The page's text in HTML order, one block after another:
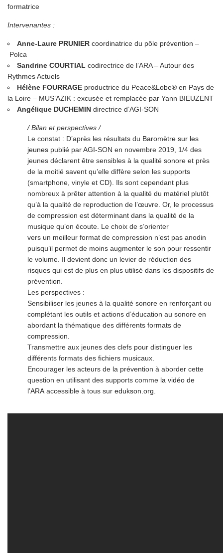
formatrice
Intervenantes :
Anne-Laure PRUNIER coordinatrice du pôle prévention –
Polca
Sandrine COURTIAL codirectrice de l’ARA – Autour des
Rythmes Actuels
Hélène FOURRAGE productrice du Peace&Lobe® en Pays de
la Loire – MUS’AZIK : excusée et remplacée par Yann BIEUZENT
Angélique DUCHEMIN directrice d’AGI-SON
/ Bilan et perspectives /
Le constat : D’après les résultats du Baromètre sur les
jeunes publié par AGI-SON en novembre 2019, 1/4 des
jeunes déclarent être sensibles à la qualité sonore et près
de la moitié savent qu’elle diffère selon les supports
(smartphone, vinyle et CD). Ils sont cependant plus
nombreux à prêter attention à la qualité du matériel plutôt
qu’à la qualité de reproduction de l’œuvre. Or, le processus
de compression est déterminant dans la qualité de la
musique qu’on écoute. Le choix de s’orienter
vers un meilleur format de compression n’est pas anodin
puisqu’il permet de moins augmenter le son pour ressentir
le volume. Il devient donc un levier de réduction des
risques qui est de plus en plus utilisé dans les dispositifs de
prévention.
Les perspectives :
Sensibiliser les jeunes à la qualité sonore en renforçant ou
complétant les outils et actions d’éducation au sonore en
abordant la thématique des différents formats de
compression.
Transmettre aux jeunes des clefs pour distinguer les
différents formats des fichiers musicaux.
Encourager les acteurs de la prévention à aborder cette
question en utilisant des supports comme la vidéo de
l’ARA accessible à tous sur edukson.org